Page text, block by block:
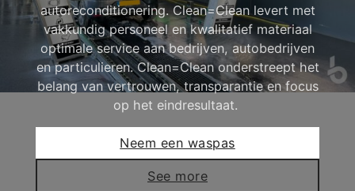
autoreconditionering. Clean=Clean levert met
vakkundig personeel en kwalitatief materiaal
optimale service aan bedrijven, autobedrijven
en particulieren. Clean=Clean onderstreept het
belang van vertrouwen, transparantie en focus
op het eindresultaat.
Neem een waspas
See more